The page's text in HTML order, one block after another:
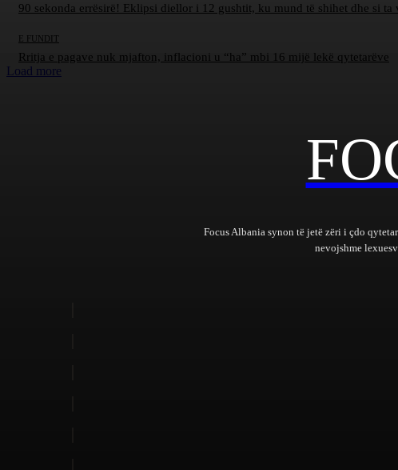
90 sekonda errësirë! Eklipsi diellor i 12 gushtit, ku mund të shihet dhe si
E FUNDIT
Rritja e pagave nuk mjafton, inflacioni u “ha” mbi 16 mijë lekë qytetarëve
Load more
Focus Albania synon të jetë zëri i çdo
nevojshme